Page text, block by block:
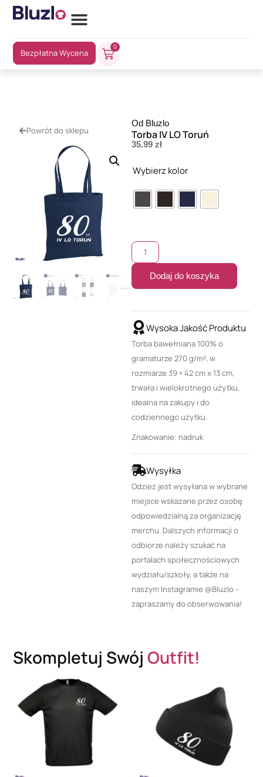
Bezpłatna Wycena
0
Powrót do sklepu
Od Bluzlo
Torba IV LO Toruń
35.99 zł
Wybierz kolor
Dodaj do koszyka
Wysoka Jakość Produktu
Torba bawełniana 100% o
gramaturze 270 g/m², w
rozmiarze 39 × 42 cm x 13 cm,
trwała i wielokrotnego użytku,
idealna na zakupy i do
codziennego użytku.
Znakowanie: nadruk
Wysyłka
Odzież jest wysyłana w wybrane
miejsce wskazane przez osobę
odpowiedzialną za organizację
merchu. Dalszych informacji o
odbiorze należy szukać na
portalach społecznościowych
wydziału/szkoły, a także na
naszym Instagramie @Bluzlo –
zapraszamy do obserwowania!
Skompletuj SwójOutfit!